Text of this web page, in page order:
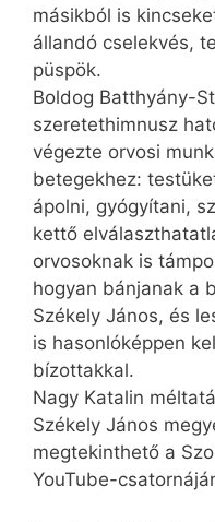
másikból is
állandó cselekvés,
püspök.
Boldog Batthyány-
szeretethimnusz
végezte orvosi
betegekhez:
ápolni, gyógyítani,
kettő
orvosoknak is
hogyan bánjanak a
Székely János, és
is hasonlóképpen
bízottakkal.
Nagy Katalin
Székely János
megtekinthető a
YouTube-